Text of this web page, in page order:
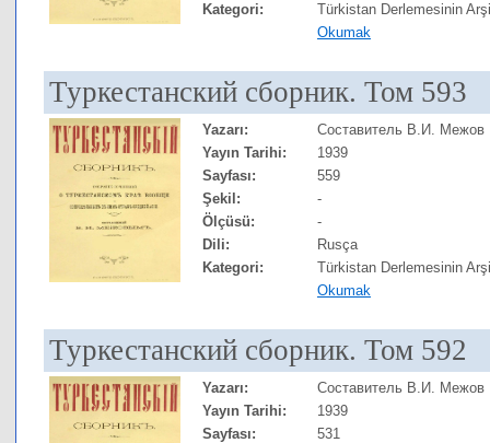
Kategori:
Türkistan Derlemesinin
Okumak
Туркестанский сборник. Том 593
Yazarı:
Составитель В.И. Межов
Yayın Tarihi:
1939
Sayfası:
559
Şekil:
-
Ölçüsü:
-
Dili:
Rusça
Kategori:
Türkistan Derlemesinin
Okumak
Туркестанский сборник. Том 592
Yazarı:
Составитель В.И. Межов
Yayın Tarihi:
1939
Sayfası:
531